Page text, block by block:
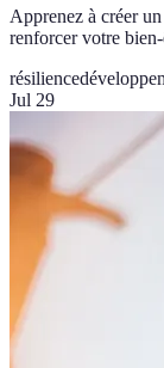
Apprenez à créer
renforcer votre
résilience
Jul 29